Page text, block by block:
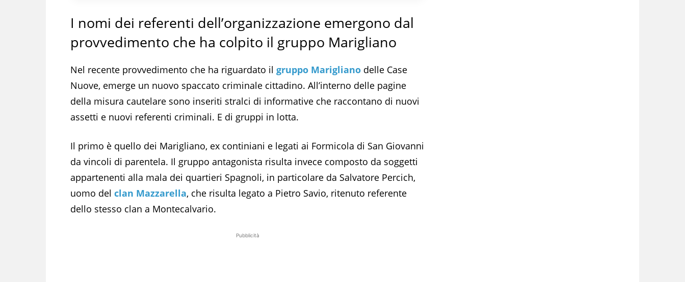
I nomi dei referenti dell’organizzazione emergono dal
provvedimento che ha colpito il gruppo Marigliano
Nel recente provvedimento che ha riguardato il gruppo Marigliano delle Case
Nuove, emerge un nuovo spaccato criminale cittadino. All’interno delle pagine
della misura cautelare sono inseriti stralci di informative che raccontano di nuovi
assetti e nuovi referenti criminali. E di gruppi in lotta.
Il primo è quello dei Marigliano, ex continiani e legati ai Formicola di San Giovanni
da vincoli di parentela. Il gruppo antagonista risulta invece composto da soggetti
appartenenti alla mala dei quartieri Spagnoli, in particolare da Salvatore Percich,
uomo del clan Mazzarella, che risulta legato a Pietro Savio, ritenuto referente
dello stesso clan a Montecalvario.
Pubblicità